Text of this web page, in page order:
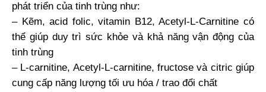
phát triển của tinh trùng như:
– Kẽm, acid folic, vitamin B12, Acetyl-L-Carnitine có
thể giúp duy trì sức khỏe và khả năng vận động của
tinh trùng
– L-carnitine, Acetyl-L-carnitine, fructose và citric giúp
cung cấp năng lượng tối ưu hóa / trao đổi chất